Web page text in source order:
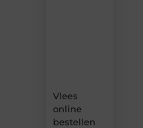
Vlees
online
bestellen